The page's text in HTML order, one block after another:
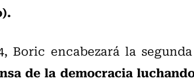
Boric encabezará la
de la democracia